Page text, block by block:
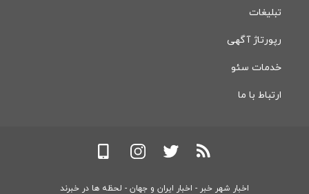
تبلیغات
رپورتاژ آگهی
خدمات سئو
ارتباط با ما
اخبار شهر خبر - اخبار ایران و جهان - لحظه ها در خبرند